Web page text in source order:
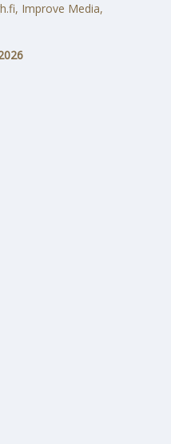
Improve Media,